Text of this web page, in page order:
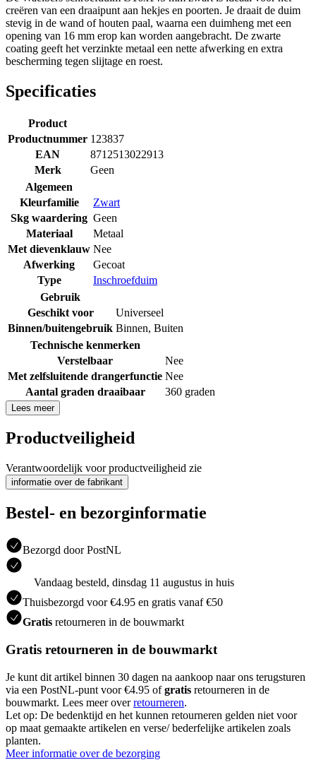
creëren van een draaipunt aan hekjes en poorten. Je draait de duim
stevig in de wand of houten paal, waarna een duimheng met een
opening van 16 mm erop kan worden aangebracht. De zwarte
coating geeft het verzinkte metaal een nette afwerking en extra
bescherming tegen slijtage en roest.
Specificaties
Product
Productnummer 123837
EAN
8712513022913
Merk
Geen
Algemeen
Kleurfamilie
Zwart
Skg waardering Geen
Materiaal
Metaal
Met dievenklauw Nee
Afwerking
Gecoat
Type
Inschroefduim
Gebruik
Geschikt voor
Universeel
Binnen/buitengebruik Binnen, Buiten
Technische kenmerken
Verstelbaar
Nee
Met zelfsluitende drangerfunctie Nee
Aantal graden draaibaar
360 graden
Lees meer
Productveiligheid
Verantwoordelijk voor productveiligheid zie
informatie over de fabrikant
Bestel- en bezorginformatie
Bezorgd door PostNL
Vandaag besteld, dinsdag 11 augustus in huis
Thuisbezorgd voor €4.95 en gratis vanaf €50
Gratis retourneren in de bouwmarkt
Gratis retourneren in de bouwmarkt
Je kunt dit artikel binnen 30 dagen na aankoop naar ons terugsturen
via een PostNL-punt voor €4.95 ofgratis retourneren in de
bouwmarkt. Lees meer overretourneren.
Let op: De bedenktijd en het kunnen retourneren gelden niet voor
op maat gemaakte artikelen en verse/ bederfelijke artikelen zoals
planten.
Meer informatie over de bezorging